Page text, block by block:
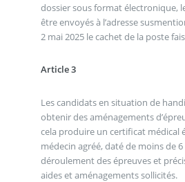
dossier sous format électronique,
être envoyés à l’adresse
2 mai 2025 le cachet de la poste
Article 3
Les candidats en situation de
obtenir des aménagements
cela produire un certificat médical
médecin agréé, daté de moins de
déroulement des épreuves et
aides et aménagements sollicités.